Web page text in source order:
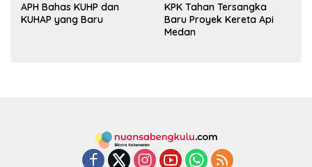
APH Bahas KUHP dan
KUHAP yang Baru
KPK Tahan Tersangka
Baru Proyek Kereta Api
Medan